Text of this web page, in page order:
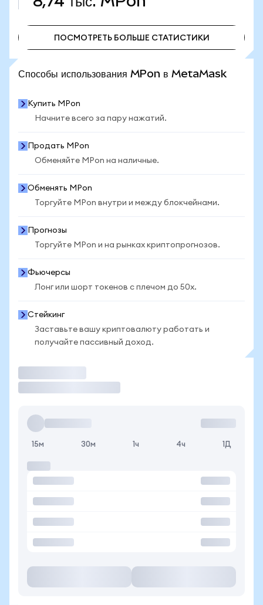
ПОСМОТРЕТЬ БОЛЬШЕ СТАТИСТИКИ
Способы использования MPon в MetaMask
Купить MPon
Начните всего за пару нажатий.
Продать MPon
Обменяйте MPon на наличные.
Обменять MPon
Торгуйте MPon внутри и между блокчейнами.
Прогнозы
Торгуйте MPon и на рынках криптопрогнозов.
Фьючерсы
Лонг или шорт токенов с плечом до 50x.
Стейкинг
Заставьте вашу криптовалюту работать и
получайте пассивный доход.
15м 30м 1ч 4ч 1Д